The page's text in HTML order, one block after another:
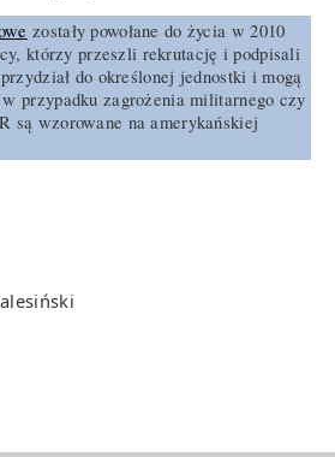
zostały powołane do życia w 2010
którzy przeszli rekrutację i podpisali
do określonej jednostki i mogą
przypadku zagrożenia militarnego czy
są wzorowane na amerykańskiej